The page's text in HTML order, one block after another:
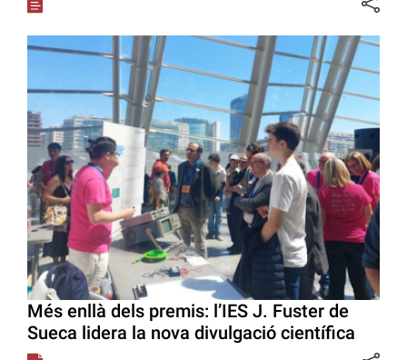
Més enllà dels premis: l’IES J. Fuster de
Sueca lidera la nova divulgació científica